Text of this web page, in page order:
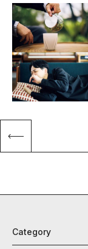
Category